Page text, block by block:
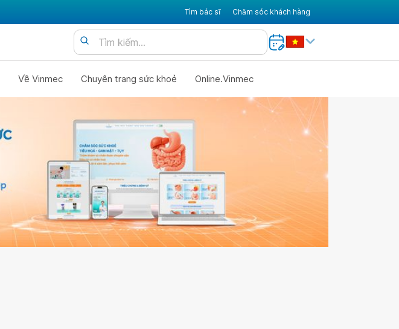
Tìm bác sĩ Chăm sóc khách hàng
Về Vinmec Chuyên trang sức khoẻ Online.Vinmec